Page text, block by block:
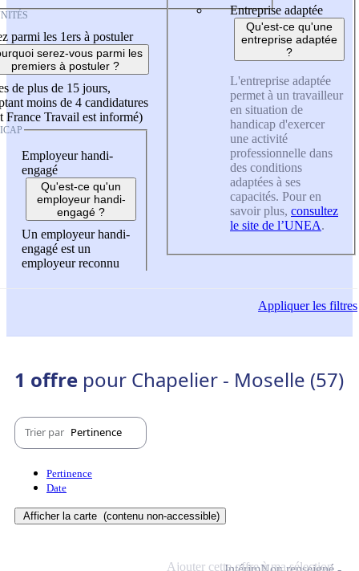
parmi les 1ers à postuler
serez-vous parmi les
premiers à postuler ?
de plus de 15 jours,
moins de 4 candidatures
France Travail est informé)
Employeur handi-
engagé
Qu'est-ce qu'un
employeur handi-
engagé ?
Un employeur handi-
engagé est un
employeur reconnu
Entreprise adaptée
Qu'est-ce qu'une
entreprise adaptée
?
L'entreprise adaptée
permet à un travailleur
en situation de
handicap d'exercer
une activité
professionnelle dans
des conditions
adaptées à ses
capacités. Pour en
savoir plus, consultez
le site de l’UNEA.
Appliquerles filtres
1 offre pour Chapelier - Moselle (57)
Trier par Pertinence
Pertinence
Date
Afficher la carte (contenu non-accessible)
Ajouter cette offre à ma sélection